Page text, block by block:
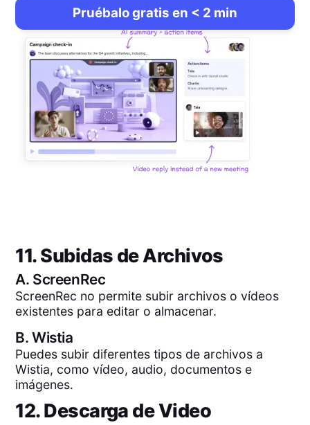
Pruébalo gratis en < 2 min
11. Subidas de Archivos
A. ScreenRec
ScreenRec no permite subir archivos o vídeos
existentes para editar o almacenar.
B.Wistia
Puedes subir diferentes tipos de archivos a
Wistia, como vídeo, audio, documentos e
imágenes.
12. Descarga de Video